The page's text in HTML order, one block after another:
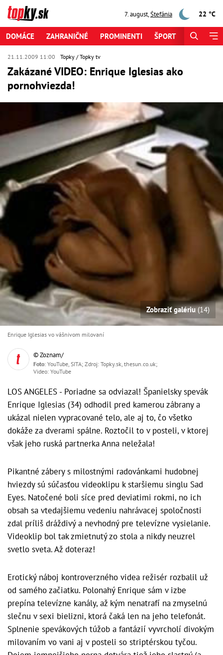
7. august,Štefánia 22 °C
DOMÁCE ZAHRANIČNÉ PROMINENTI ŠPORT
21.11.2009 11:00 Topky Topky tv
Zakázané VIDEO: Enrique Iglesias ako
pornohviezda!
Zobraziť galériu(14)
Enrique Iglesias vo vášnivom milovaní
© Zoznam/
Foto: YouTube, SITA; Zdroj: Topky.sk, thesun.co.uk;
Video: YouTube
LOS ANGELES - Poriadne sa odviazal! Španielsky spevák
Enrique Iglesias (34) odhodil pred kamerou zábrany a
ukázal nielen vypracované telo, ale aj to, čo všetko
dokáže za dverami spálne. Roztočil to v posteli, v ktorej
však jeho ruská partnerka Anna neležala!
Pikantné zábery s milostnými radovánkami hudobnej
hviezdy sú súčasťou videoklipu k staršiemu singlu Sad
Eyes. Natočené boli síce pred deviatimi rokmi, no ich
obsah sa vtedajšiemu vedeniu nahrávacej spoločnosti
zdal príliš dráždivý a nevhodný pre televízne vysielanie.
Videoklip bol tak zmietnutý zo stola a nikdy neuzrel
svetlo sveta. Až doteraz!
Erotický náboj kontroverzného videa režisér rozbalil už
od samého začiatku. Polonahý Enrique sám v izbe
prepína televízne kanály, až kým nenatrafí na zmyselnú
slečnu v sexi bielizni, ktorá čaká len na jeho telefonát.
Splnenie spevákových túžob a fantázií vyvrcholí divokým
milovaním vo vani aj v posteli so striptérskou tyčou.